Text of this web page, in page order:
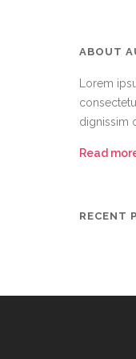
ABOUT
Lorem
dignissim
Read
RECENT